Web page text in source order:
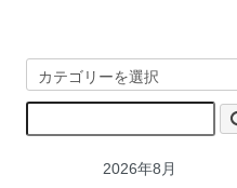
2026年8月